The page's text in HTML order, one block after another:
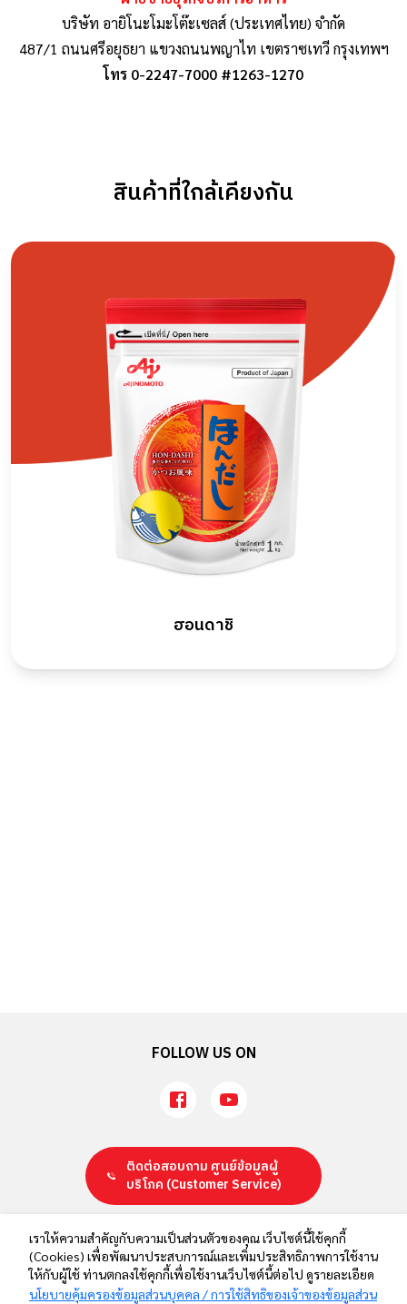
บริษัท อายิโนะโมะโต๊ะเซลส์ (ประเทศไทย) จำกัด
487/1 ถนนศรีอยุธยา แขวงถนนพญาไท เขตราซเทวี กรุงเทพฯ
โทร 0-2247-7000 #1263-1270
สินค้าที่ใกล้เคียงกัน
ฮอนดาชิ
FOLLOW US ON
ติดต่อสอบถาม ศูนย์ข้อมูลผู้
บริโภค (Customer Service)
นโยบายคุ้มครองข้อมูลส่วนบุคคล / การใช้สิทธิของเจ้าของข้อมูลส่วน
บุคคล
ข้อตกลงและเงื่อนไขสำหรับเว็บไซต์ของเรา
เราให้ความสำคัญกับความเป็นส่วนตัวของคุณ เว็บไซต์นี้ใช้คุกกี้
(Cookies) เพื่อพัฒนาประสบการณ์และเพิ่มประสิทธิภาพการใช้งาน
ให้กับผู้ใช้ ท่านตกลงใช้คุกกี้เพื่อใช้งานเว็บไซต์นี้ต่อไป ดูรายละเอียด
นโยบายคุ้มครองข้อมูลส่วนบุคคล / การใช้สิทธิของเจ้าของข้อมูลส่วน